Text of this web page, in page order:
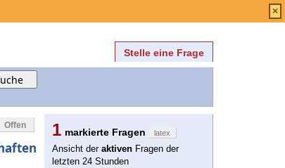
Stelle eine Frage
Offen 1 markierte Fragen latex
Ansicht der aktiven Fragen der
letzten 24 Stunden
×